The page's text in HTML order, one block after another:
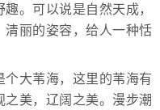
。可以说是自然天成，
清丽的姿容，给人一种恬
大苇海，这里的苇海有
美，辽阔之美。漫步潮